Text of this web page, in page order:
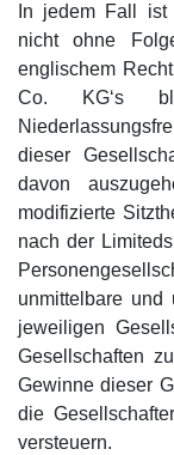
In jedem Fall ist
nicht ohne
englischem
Co. KG‘s
dieser
davon
modifizierte
nach der
unmittelbare und
jeweiligen
Gesellschaften
Gewinne dieser
die
versteuern.